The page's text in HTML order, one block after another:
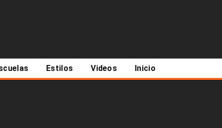
Estilos Videos Inicio